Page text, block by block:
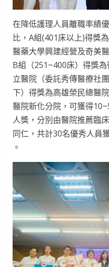
在降低護理人員離職率績
比，A組(401床以上)得獎
醫藥大學興建經營及奇美
B組（251~400床）得獎
立醫院（委託秀傳醫療社
下）得獎為高雄榮民總醫
醫院新化分院，可獲得
人獎，分別由醫院推薦臨
同仁，共計30名優秀人員
。